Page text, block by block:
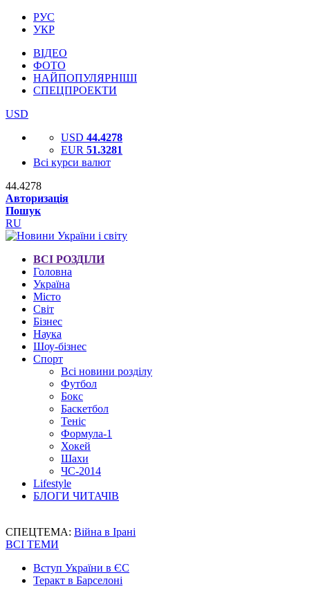
РУС
УКР
ВІДЕО
ФОТО
НАЙПОПУЛЯРНІШІ
СПЕЦПРОЕКТИ
USD
USD 44.4278
EUR 51.3281
Всі курси валют
44.4278
Авторизація
Пошук
RU
ВСІ РОЗДІЛИ
Головна
Україна
Місто
Світ
Бізнес
Наука
Шоу-бізнес
Спорт
Всі новини розділу
Футбол
Бокс
Баскетбол
Теніс
Формула-1
Хокей
Шахи
ЧС-2014
Lifestyle
БЛОГИ ЧИТАЧІВ
СПЕЦТЕМА: Війна в Ірані
ВСІ ТЕМИ
Вступ України в ЄС
Теракт в Барселоні